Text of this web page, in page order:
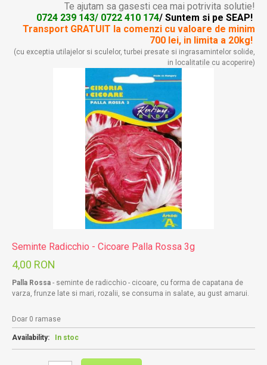
Te ajutam sa gasesti cea mai potrivita solutie!
0724 239 143/ 0722 410 174/ Suntem si pe SEAP!
Transport GRATUIT la comenzi cu valoare de minim
700 lei, in limita a 20kg!
(cu exceptia utilajelor si sculelor, turbei presate si ingrasamintelor solide,
in localitatile cu acoperire)
Seminte Radicchio - Cicoare Palla Rossa 3g
4,00 RON
Palla Rossa - seminte de radicchio - cicoare, cu forma de capatana de
varza, frunze late si mari, rozalii, se consuma in salate, au gust amarui.
Doar 0 ramase
Availability: In stoc